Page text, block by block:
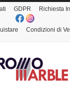
GDPR Richiesta
Condizioni di